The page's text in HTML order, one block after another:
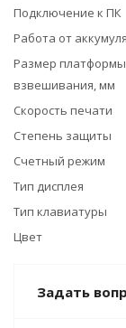
Подключение к ПК
Работа от
Размер платформы
взвешивания, мм
Скорость печати
Степень защиты
Счетный режим
Тип дисплея
Тип клавиатуры
Цвет
Задать